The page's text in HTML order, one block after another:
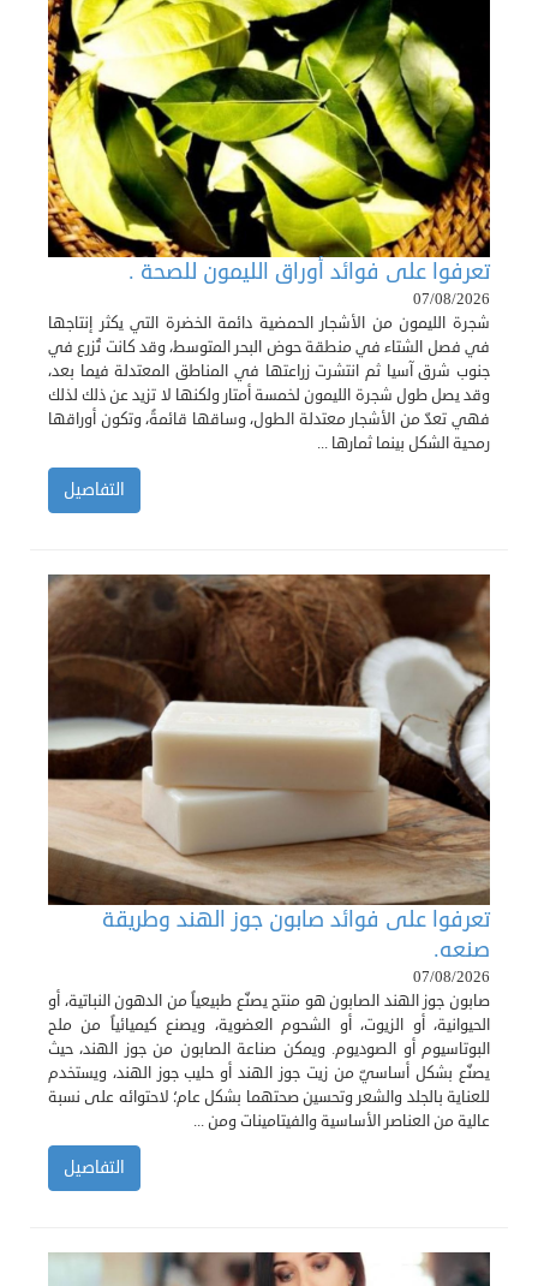
تعرفوا على فوائد أوراق الليمون للصحة .
07/08/2026
شجرة الليمون من الأشجار الحمضية دائمة الخضرة التي يكثر إنتاجها
في فصل الشتاء في منطقة حوض البحر المتوسط، وقد كانت تُزرع في
جنوب شرق آسيا ثم انتشرت زراعتها في المناطق المعتدلة فيما بعد،
وقد يصل طول شجرة الليمون لخمسة أمتار ولكنها لا تزيد عن ذلك لذلك
فهي تعدّ من الأشجار معتدلة الطول، وساقها قائمةً، وتكون أوراقها
رمحية الشكل بينما ثمارها ...
التفاصيل
تعرفوا على فوائد صابون جوز الهند وطريقة
صنعه.
07/08/2026
صابون جوز الهند الصابون هو منتج يصنّع طبيعياً من الدهون النباتية، أو
الحيوانية، أو الزيوت، أو الشحوم العضوية، ويصنع كيميائياً من ملح
البوتاسيوم أو الصوديوم. ويمكن صناعة الصابون من جوز الهند، حيث
يصنّع بشكل أساسيّ من زيت جوز الهند أو حليب جوز الهند، ويستخدم
للعناية بالجلد والشعر وتحسين صحتهما بشكل عام؛ لاحتوائه على نسبة
عالية من العناصر الأساسية والفيتامينات ومن ...
التفاصيل